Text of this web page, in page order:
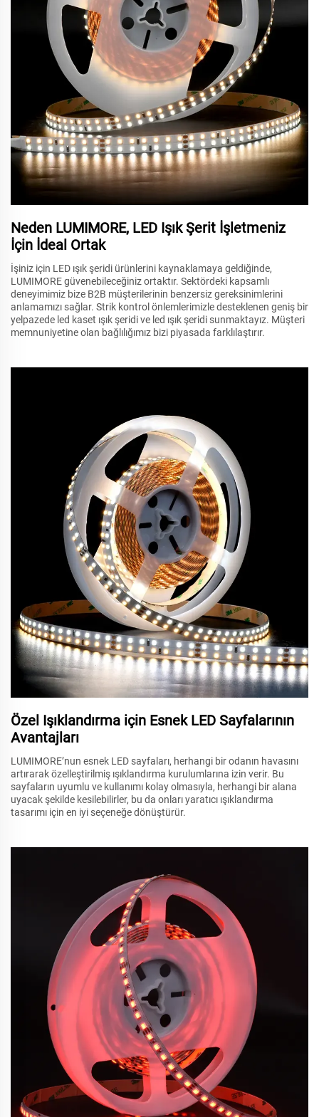
Neden LUMIMORE, LED Işık Şerit İşletmeniz
İçin İdeal Ortak
İşiniz için LED ışık şeridi ürünlerini kaynaklamaya geldiğinde,
LUMIMORE güvenebileceğiniz ortaktır. Sektördeki kapsamlı
deneyimimiz bize B2B müşterilerinin benzersiz gereksinimlerini
anlamamızı sağlar. Strik kontrol önlemlerimizle desteklenen geniş bir
yelpazede led kaset ışık şeridi ve led ışık şeridi sunmaktayız. Müşteri
memnuniyetine olan bağlılığımız bizi piyasada farklılaştırır.
Özel Işıklandırma için Esnek LED Sayfalarının
Avantajları
LUMIMORE’nun esnek LED sayfaları, herhangi bir odanın havasını
artırarak özelleştirilmiş ışıklandırma kurulumlarına izin verir. Bu
sayfaların uyumlu ve kullanımı kolay olmasıyla, herhangi bir alana
uyacak şekilde kesilebilirler, bu da onları yaratıcı ışıklandırma
tasarımı için en iyi seçeneğe dönüştürür.